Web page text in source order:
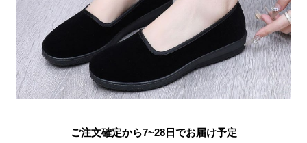
ご注文確定から7~28日でお届け予定